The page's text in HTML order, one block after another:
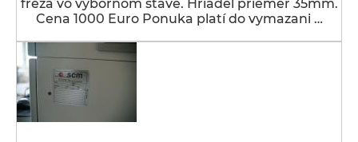
fréza vo výbornom stave. Hriadeľ priemer 35mm.
Cena 1000 Euro Ponuka platí do vymazani …